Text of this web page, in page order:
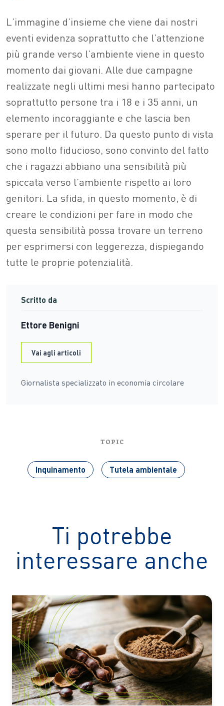
L’immagine d’insieme che viene dai nostri
eventi evidenza soprattutto che l’attenzione
più grande verso l’ambiente viene in questo
momento dai giovani. Alle due campagne
realizzate negli ultimi mesi hanno partecipato
soprattutto persone tra i 18 e i 35 anni, un
elemento incoraggiante e che lascia ben
sperare per il futuro. Da questo punto di vista
sono molto fiducioso, sono convinto del fatto
che i ragazzi abbiano una sensibilità più
spiccata verso l’ambiente rispetto ai loro
genitori. La sfida, in questo momento, è di
creare le condizioni per fare in modo che
questa sensibilità possa trovare un terreno
per esprimersi con leggerezza, dispiegando
tutte le proprie potenzialità.
Scritto da
Ettore Benigni
Vai agli articoli
Giornalista specializzato in economia circolare
TOPIC
Inquinamento Tutela ambientale
Ti potrebbe
interessare anche